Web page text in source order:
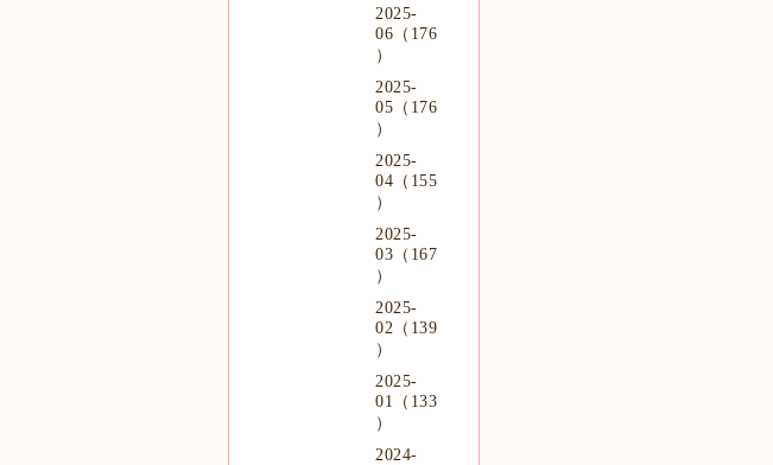
2025-
06（176
）
2025-
05（176
）
2025-
04（155
）
2025-
03（167
）
2025-
02（139
）
2025-
01（133
）
2024-